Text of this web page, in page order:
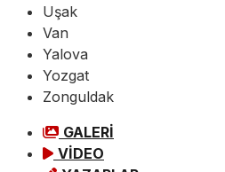
Uşak
Van
Yalova
Yozgat
Zonguldak
GALERİ
VİDEO